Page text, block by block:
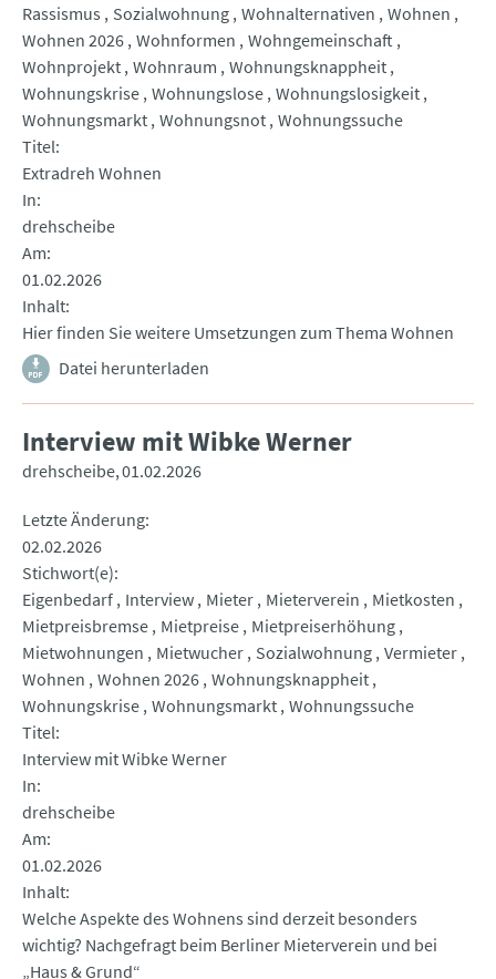
Rassismus
Sozialwohnung Wohnalternativen Wohnen
Wohnen 2026 Wohnformen Wohngemeinschaft
Wohnprojekt Wohnraum Wohnungsknappheit
Wohnungskrise Wohnungslose Wohnungslosigkeit
Wohnungsmarkt Wohnungsnot Wohnungssuche
Titel
Extradreh Wohnen
In
drehscheibe
Am
01.02.2026
Inhalt
Hier finden Sie weitere Umsetzungen zum Thema Wohnen
Datei herunterladen
Interview mit Wibke Werner
drehscheibe 01.02.2026
Letzte Änderung
02.02.2026
Stichwort(e)
Eigenbedarf Interview Mieter Mieterverein
Mietkosten
Mietpreisbremse Mietpreise Mietpreiserhöhung
Mietwohnungen
Mietwucher Sozialwohnung Vermieter
Wohnen Wohnen 2026 Wohnungsknappheit
Wohnungskrise Wohnungsmarkt Wohnungssuche
Titel
Interview mit Wibke Werner
In
drehscheibe
Am
01.02.2026
Inhalt
Welche Aspekte des Wohnens sind derzeit besonders
wichtig? Nachgefragt beim Berliner Mieterverein und bei
„Haus & Grund“